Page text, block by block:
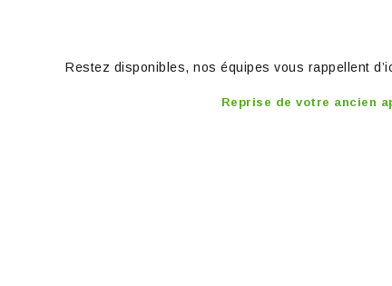
Restez disponibles, nos équipes vous rappellent
Reprise de votre ancien